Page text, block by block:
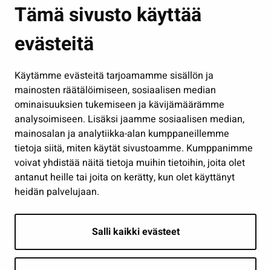
Tämä sivusto käyttää
evästeitä
Käytämme evästeitä tarjoamamme sisällön ja
mainosten räätälöimiseen, sosiaalisen median
ominaisuuksien tukemiseen ja kävijämäärämme
analysoimiseen. Lisäksi jaamme sosiaalisen median,
mainosalan ja analytiikka-alan kumppaneillemme
tietoja siitä, miten käytät sivustoamme. Kumppanimme
voivat yhdistää näitä tietoja muihin tietoihin, joita olet
antanut heille tai joita on kerätty, kun olet käyttänyt
heidän palvelujaan.
Salli kaikki evästeet
Kasvatus ja opetus
Kulttuuri ja liikunta
Työ ja yrittäminen
Osallistu ja asioi
Näytä omat evästeasetukseni
Seuraa meitä